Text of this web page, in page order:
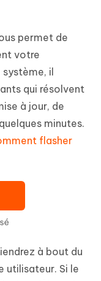
permet de
votre
système, il
qui résolvent
à jour, de
minutes.
flasher
à bout du
utilisateur. Si le